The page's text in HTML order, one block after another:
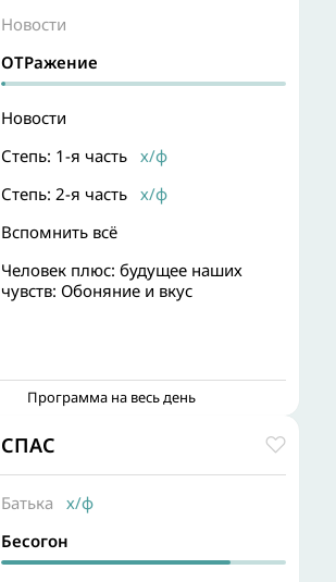
Новости
ОТРажение
Новости
Степь: 1-я частьх/ф
Степь: 2-я частьх/ф
Вспомнить всё
Человек плюс: будущее наших
чувств: Обоняние и вкус
Программа на весь день
СПАС
Батька х/ф
Бесогон